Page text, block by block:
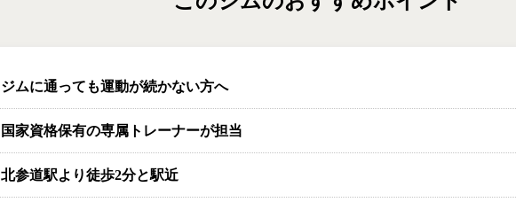
ジムに通っても運動が続かない方へ
国家資格保有の専属トレーナーが担当
北参道駅より徒歩2分と駅近